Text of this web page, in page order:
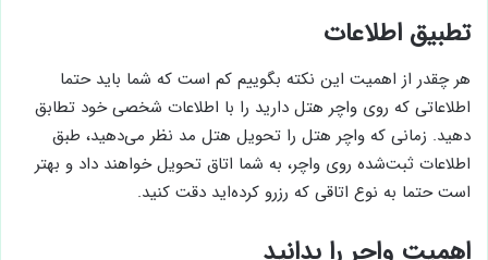
تطبیق اطلاعات
هر چقدر از اهمیت این نکته بگوییم کم است که شما باید حتما
اطلاعاتی که روی واچر هتل دارید را با اطلاعات شخصی خود تطابق
دهید. زمانی که واچر هتل را تحویل هتل مد نظر می‌دهید، طبق
اطلاعات ثبت‌شده روی واچر، به شما اتاق تحویل خواهند داد و بهتر
است حتما به نوع اتاقی که رزرو کرده‌اید دقت کنید.